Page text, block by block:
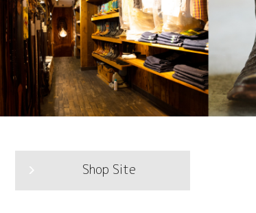
Shop Site